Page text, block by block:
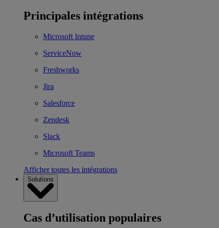
Principales intégrations
Microsoft Intune
ServiceNow
Freshworks
Jira
Salesforce
Zendesk
Slack
Microsoft Teams
Afficher toutes les intégrations
Solutions
Cas d’utilisation populaires